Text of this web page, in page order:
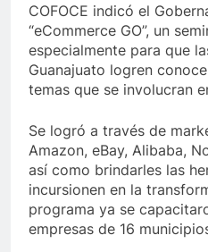
COFOCE indicó el
“eCommerce GO”, un
especialmente para que
Guanajuato logren
temas que se involucran
Se logró a través de
Amazon, eBay, Alibaba,
así como brindarles las
incursionen en la
programa ya se
empresas de 16